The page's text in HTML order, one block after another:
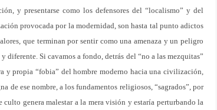
y presentarse como los defensores del “localismo” y del
provocada por la modernidad, son hasta tal punto adictos
que terminan por sentir como una amenaza y un peligro
diferente. Si cavamos a fondo, detrás del “no a las mezquitas”
y propia “fobia” del hombre moderno hacia una civilización,
ese nombre, a los fundamentos religiosos, “sagrados”, por
genera malestar a la mera visión y estaría perturbando la